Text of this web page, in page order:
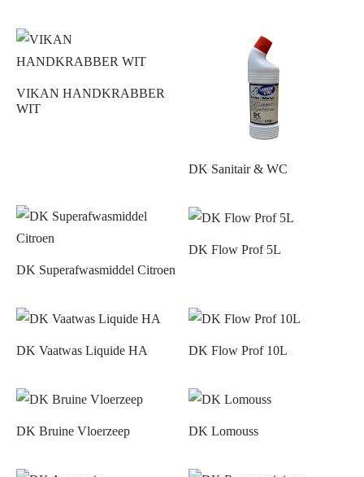
VIKAN HANDKRABBER
WIT
DK Sanitair & WC
DK Superafwasmiddel Citroen
DK Flow Prof 5L
DK Vaatwas Liquide HA DK Flow Prof 10L
DK Bruine Vloerzeep DK Lomouss